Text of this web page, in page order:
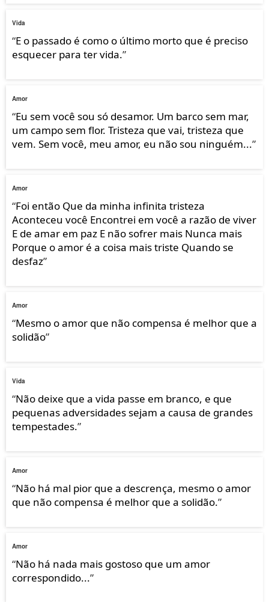
Vida
“E o passado é como o último morto que é preciso
esquecer para ter vida.”
Amor
“Eu sem você sou só desamor. Um barco sem mar,
um campo sem flor. Tristeza que vai, tristeza que
vem. Sem você, meu amor, eu não sou ninguém...”
Amor
“Foi então Que da minha infinita tristeza
Aconteceu você Encontrei em você a razão de viver
E de amar em paz E não sofrer mais Nunca mais
Porque o amor é a coisa mais triste Quando se
desfaz”
Amor
“Mesmo o amor que não compensa é melhor que a
solidão”
Vida
“Não deixe que a vida passe em branco, e que
pequenas adversidades sejam a causa de grandes
tempestades.”
Amor
“Não há mal pior que a descrença, mesmo o amor
que não compensa é melhor que a solidão.”
Amor
“Não há nada mais gostoso que um amor
correspondido...”